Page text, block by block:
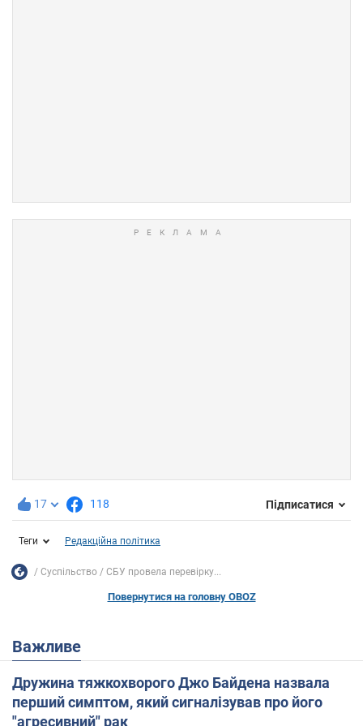
17 118 Підписатися
Теги Редакційна політика
Суспільство СБУ провела перевірку...
Повернутися на головну OBOZ
Важливе
Дружина тяжкохворого Джо Байдена назвала
перший симптом, який сигналізував про його
"агресивний" рак